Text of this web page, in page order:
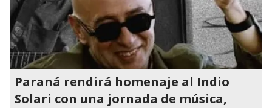
Paraná rendirá homenaje al Indio
Solari con una jornada de música,